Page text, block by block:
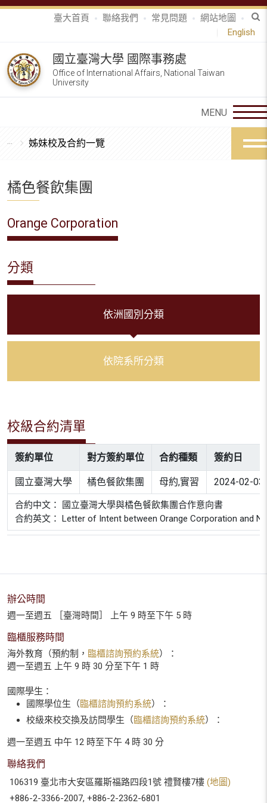
臺大首頁 聯絡我們 常見問題
網站地圖
English
國立臺灣大學 國際事務處
Office of International Affairs, National Taiwan
University
姊妹校及合約一覽
橘色餐飲集團
Orange Corporation
分類
依洲國別分類
依院系所分類
校級合約清單
簽約單位 對方簽約單位 合約種類 簽約日
國立臺灣大學 橘色餐飲集團 母約,實習 2024-02-03
合約中文： 國立臺灣大學與橘色餐飲集團合作意向書
合約英文： Letter of Intent between Orange Corporation and
辦公時間
週一至週五 ［臺灣時間］ 上午 9 時至下午 5 時
臨櫃服務時間
海外教育（預約制， 臨櫃諮詢預約系統）：
週一至週五 上午 9 時 30 分至下午 1 時
國際學生：
國際學位生（臨櫃諮詢預約系統）：
校級來校交換及訪問學生（臨櫃諮詢預約系統）：
週一至週五 中午 12 時至下午 4 時 30 分
聯絡我們
106319 臺北市大安區羅斯福路四段1號 禮賢樓7樓 (地圖)
+886-2-3366-2007, +886-2-2362-6801